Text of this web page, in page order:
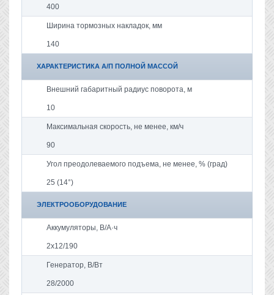
400
Ширина тормозных накладок, мм
140
ХАРАКТЕРИСТИКА А/П ПОЛНОЙ МАССОЙ
Внешний габаритный радиус поворота, м
10
Максимальная скорость, не менее, км/ч
90
Угол преодолеваемого подъема, не менее, % (град)
25 (14°)
ЭЛЕКТРООБОРУДОВАНИЕ
Аккумуляторы, В/А·ч
2x12/190
Генератор, В/Вт
28/2000